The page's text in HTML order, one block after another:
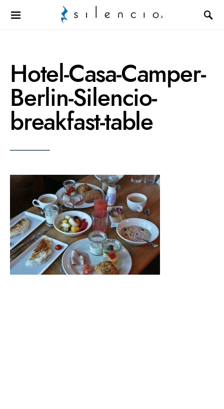
Search for:
Hotel-Casa-Camper-
Berlin-Silencio-
breakfast-table